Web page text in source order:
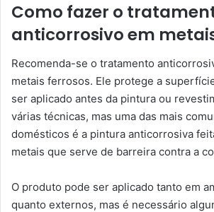
Como fazer o
anticorrosivo em
Recomenda-se o tratamento
metais ferrosos. Ele protege a
ser aplicado antes da pintura ou
várias técnicas, mas uma das mais
domésticos é a pintura anticorrosiva
metais que serve de barreira contra a
O produto pode ser aplicado tanto em
quanto externos, mas é necessário